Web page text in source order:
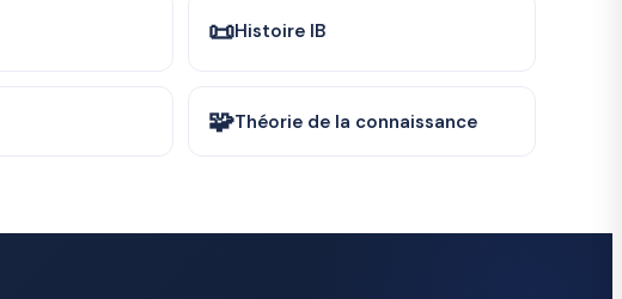
📜Histoire IB
🧩Théorie de la connaissance